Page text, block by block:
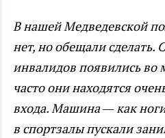
В нашей Медведевской
нет, но обещали сделать.
инвалидов появились во
часто они находятся
входа.Машина — как
в спортзалы пускали